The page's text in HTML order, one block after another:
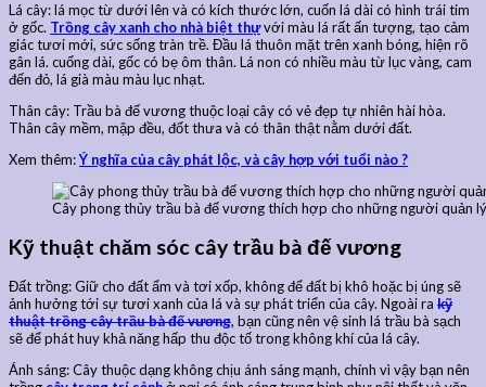
Lá cây: lá mọc từ dưới lên và có kích thước lớn, cuốn lá dài có hình trái tim
ở gốc. Trồng cây xanh cho nhà biệt thựvới màu lá rất ấn tượng, tạo cảm
giác tươi mới, sức sống tràn trề. Đầu lá thuôn mặt trên xanh bóng, hiện rõ
gân lá. cuống dài, gốc có bẹ ôm thân. Lá non có nhiều màu từ lục vàng, cam
đến đỏ, lá già màu màu lục nhạt.
Thân cây: Trầu bà đế vương thuộc loại cây có vẻ đẹp tự nhiên hài hòa.
Thân cây mềm, mập đều, đốt thưa và có thân thật nằm dưới đất.
Xem thêm:Ý nghĩa của cây phát lộc, và cây hợp với tuổi nào ?
Cây phong thủy trầu bà đế vương thích hợp cho những người quản lý
Kỹ thuật chăm sóc cây trầu bà đế vương
Đất trồng: Giữ cho đất ẩm và tơi xốp, không để đất bị khô hoặc bị úng sẽ
ảnh hưởng tới sự tươi xanh của lá và sự phát triển của cây. Ngoài ra kỹ
thuật trồng cây trầu bà đế vương, bạn cũng nên vệ sinh lá trầu bà sạch
sẽ để phát huy khả năng hấp thu độc tố trong không khí của lá cây.
Ánh sáng: Cây thuộc dạng không chịu ánh sáng mạnh, chính vì vậy bạn nên